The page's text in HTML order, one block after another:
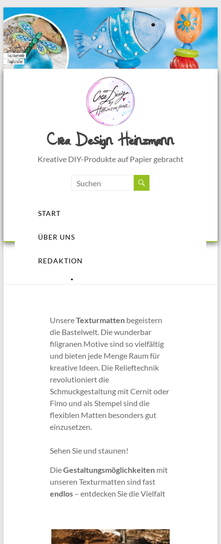
Crea Design Heinzmann
Kreative DIY-Produkte auf Papier gebracht
MenüSTART
ÜBER UNS
REDAKTION
UnsereTexturmatten begeistern
die Bastelwelt. Die wunderbar
filigranen Motive sind so vielfältig
und bieten jede Menge Raum für
kreative Ideen. Die Relieftechnik
revolutioniert die
Schmuckgestaltung mit Cernit oder
Fimo und als Stempel sind die
flexiblen Matten besonders gut
einzusetzen.
Sehen Sie und staunen!
DieGestaltungsmöglichkeiten mit
unseren Texturmatten sind fast
endlos – entdecken Sie die Vielfalt